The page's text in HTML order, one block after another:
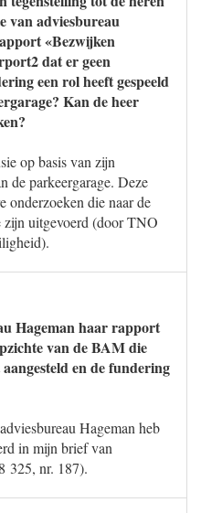
van adviesbureau
«Bezwijken
dat er geen
een rol heeft gespeeld
Kan de heer
op basis van zijn
de parkeergarage. Deze
onderzoeken die naar de
zijn uitgevoerd (door TNO
Hageman haar rapport
van de BAM die
en de fundering
Hageman heb
in mijn brief van
325, nr. 187).